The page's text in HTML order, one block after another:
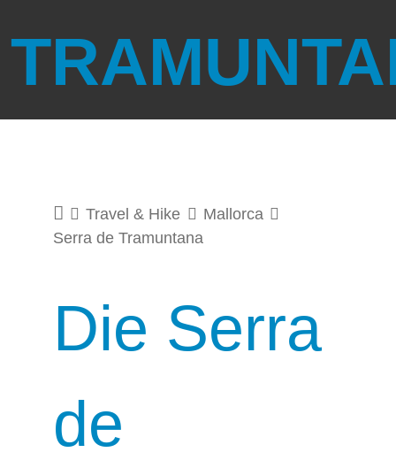
Travel & Hike
Mallorca
Serra de Tramuntana
Die Serra
de